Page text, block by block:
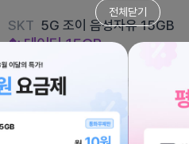
SKT 5G 조이 음성자유 15GB
데이터15GB
통화 기본제공
월 6,600원
전체닫기